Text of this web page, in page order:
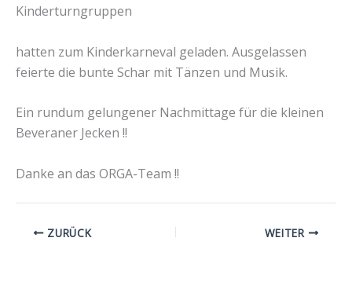
Kinderturngruppen
hatten zum Kinderkarneval geladen. Ausgelassen
feierte die bunte Schar mit Tänzen und Musik.
Ein rundum gelungener Nachmittage für die kleinen
Beveraner Jecken !!
Danke an das ORGA-Team !!
ZURÜCK WEITER